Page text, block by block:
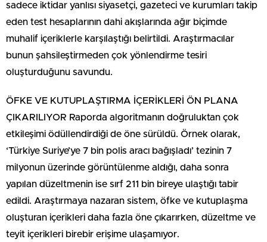
sadece iktidar yanlısı siyasetçi, gazeteci ve kurumları takip
eden test hesaplarının dahi akışlarında ağır biçimde
muhalif içeriklerle karşılaştığı belirtildi. Araştırmacılar
bunun şahsileştirmeden çok yönlendirme tesiri
oluşturduğunu savundu.
ÖFKE VE KUTUPLAŞTIRMA İÇERİKLERİ ÖN PLANA
ÇIKARILIYOR Raporda algoritmanın doğruluktan çok
etkileşimi ödüllendirdiği de öne sürüldü. Örnek olarak,
‘Türkiye Suriye’ye 7 bin polis aracı bağışladı’ tezinin 7
milyonun üzerinde görüntülenme aldığı, daha sonra
yapılan düzeltmenin ise sırf 211 bin bireye ulaştığı tabir
edildi. Araştırmaya nazaran sistem, öfke ve kutuplaşma
oluşturan içerikleri daha fazla öne çıkarırken, düzeltme ve
teyit içerikleri birebir erişime ulaşamıyor.